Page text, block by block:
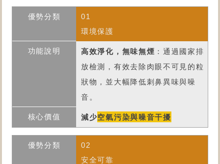
01
環境保護
高效淨化，無味無煙 ：通過國家排
放檢測，有效去除肉眼不可見的粒
狀物，並大幅降低刺鼻異味與噪
音。
減少空氣污染與噪音干擾
02
安全可靠